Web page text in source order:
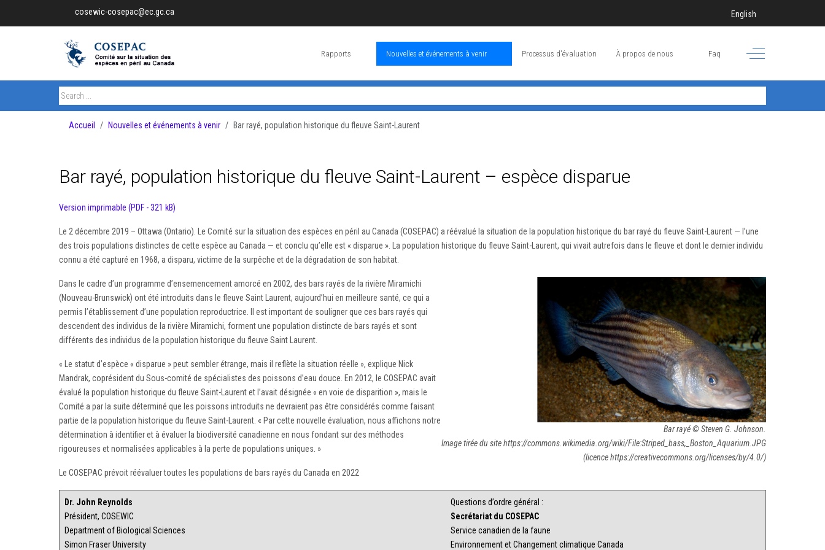
cosewic-cosepac@ec.gc.ca Sélectionnez votre langue
English
Rapports Nouvelles et événements à venir Processus d'évaluation À propos de nous Faq Off-Canvas Toggle
Accueil Nouvelles et événements à venir Bar rayé, population historique du fleuve Saint-Laurent
Bar rayé, population historique du fleuve Saint-Laurent – espèce disparue
Version imprimable (PDF - 321 kB)
Le 2 décembre 2019 – Ottawa (Ontario). Le Comité sur la situation des espèces en péril au Canada (COSEPAC) a réévalué la situation de la population historique du bar rayé du fleuve Saint-Laurent — l’une
des trois populations distinctes de cette espèce au Canada — et conclu qu’elle est « disparue ». La population historique du fleuve Saint-Laurent, qui vivait autrefois dans le fleuve et dont le dernier individu
connu a été capturé en 1968, a disparu, victime de la surpêche et de la dégradation de son habitat.
Bar rayé © Steven G. Johnson.
Image tirée du site https://commons.wikimedia.org/wiki/File:Striped_bass,_Boston_Aquarium.JPG
(licence https://creativecommons.org/licenses/by/4.0/)
Dans le cadre d’un programme d’ensemencement amorcé en 2002, des bars rayés de la rivière Miramichi
(Nouveau-Brunswick) ont été introduits dans le fleuve Saint Laurent, aujourd’hui en meilleure santé, ce qui a
permis l’établissement d’une population reproductrice. Il est important de souligner que ces bars rayés qui
descendent des individus de la rivière Miramichi, forment une population distincte de bars rayés et sont
différents des individus de la population historique du fleuve Saint Laurent.
« Le statut d’espèce « disparue » peut sembler étrange, mais il reflète la situation réelle », explique Nick
Mandrak, coprésident du Sous-comité de spécialistes des poissons d’eau douce. En 2012, le COSEPAC avait
évalué la population historique du fleuve Saint-Laurent et l’avait désignée « en voie de disparition », mais le
Comité a par la suite déterminé que les poissons introduits ne devraient pas être considérés comme faisant
partie de la population historique du fleuve Saint-Laurent. « Par cette nouvelle évaluation, nous affichons notre
détermination à identifier et à évaluer la biodiversité canadienne en nous fondant sur des méthodes
rigoureuses et normalisées applicables à la perte de populations uniques. »
Le COSEPAC prévoit réévaluer toutes les populations de bars rayés du Canada en 2022
Dr. John Reynolds
Président, COSEWIC
Department of Biological Sciences
Simon Fraser University
Questions d’ordre général :
Secrétariat du COSEPAC
Service canadien de la faune
Environnement et Changement climatique Canada